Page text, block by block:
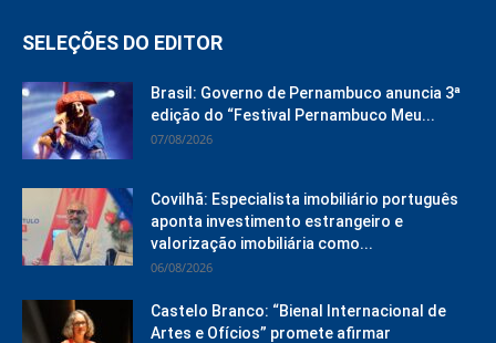
SELEÇÕES DO EDITOR
Brasil: Governo de Pernambuco anuncia 3ª
edição do “Festival Pernambuco Meu...
07/08/2026
Covilhã: Especialista imobiliário português
aponta investimento estrangeiro e
valorização imobiliária como...
06/08/2026
Castelo Branco: “Bienal Internacional de
Artes e Ofícios” promete afirmar